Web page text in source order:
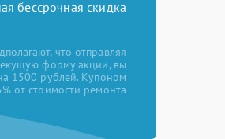
бессрочная скидка
что отправляя
форму акции, вы
1500 рублей. Купоном
от стоимости ремонта